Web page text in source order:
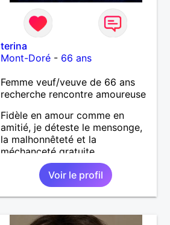
terina
Mont-Doré- 66 ans
Femme veuf/veuve de 66 ans
recherche rencontre amoureuse
Fidèle en amour comme en
amitié, je déteste le mensonge,
la malhonnêteté et la
méchanceté gratuite.
Voir le profil